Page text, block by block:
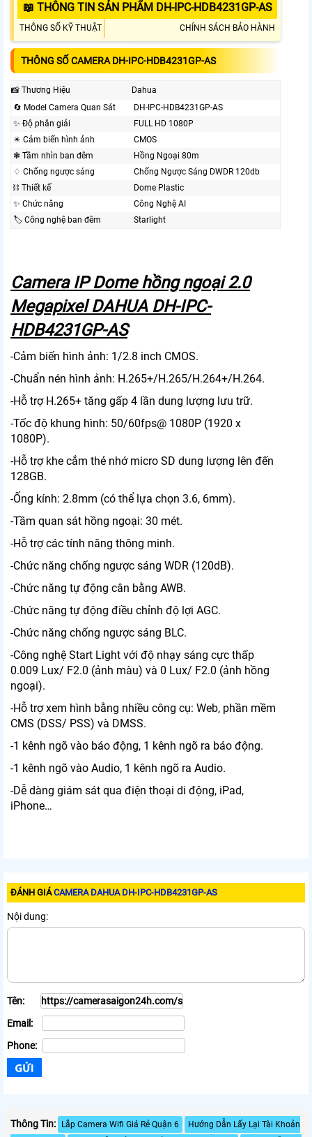
📖 THÔNG TIN SẢN PHẨM DH-IPC-HDB4231GP-AS
THÔNG SỐ KỸ THUẬT CHÍNH SÁCH BẢO HÀNH
THÔNG SỐ CAMERA DH-IPC-HDB4231GP-AS
📸 Thương Hiệu
Dahua
🔄 Model Camera Quan Sát
DH-IPC-HDB4231GP-AS
✨ Độ phân giải
FULL HD 1080P
✴️ Cảm biến hình ảnh
CMOS
❃ Tầm nhìn ban đêm
Hồng Ngoại 80m
♢ Chống ngược sáng
Chống Ngược Sáng DWDR 120db
⛓ Thiết kế
Dome Plastic
✨ Chức năng
Công Nghệ AI
🏷 Công nghệ ban đêm
Starlight
Camera IP Dome hồng ngoại 2.0
Megapixel DAHUA DH-IPC-
HDB4231GP-AS
-Cảm biến hình ảnh: 1/2.8 inch CMOS.
-Chuẩn nén hình ảnh: H.265+/H.265/H.264+/H.264.
-Hỗ trợ H.265+ tăng gấp 4 lần dung lượng lưu trữ.
-Tốc độ khung hình: 50/60fps@ 1080P (1920 x
1080P).
-Hỗ trợ khe cắm thẻ nhớ micro SD dung lượng lên đến
128GB.
-Ống kính: 2.8mm (có thể lựa chọn 3.6, 6mm).
-Tầm quan sát hồng ngoại: 30 mét.
-Hỗ trợ các tính năng thông minh.
-Chức năng chống ngược sáng WDR (120dB).
-Chức năng tự động cân bằng AWB.
-Chức năng tự động điều chỉnh độ lợi AGC.
-Chức năng chống ngược sáng BLC.
-Công nghệ Start Light với độ nhạy sáng cực thấp
0.009 Lux/ F2.0 (ảnh màu) và 0 Lux/ F2.0 (ảnh hồng
ngoại).
-Hỗ trợ xem hình bằng nhiều công cụ: Web, phần mềm
CMS (DSS/ PSS) và DMSS.
-1 kênh ngõ vào báo động, 1 kênh ngõ ra báo động.
-1 kênh ngõ vào Audio, 1 kênh ngõ ra Audio.
-Dễ dàng giám sát qua điện thoại di động, iPad,
iPhone…
ĐÁNH GIÁCAMERA DAHUA DH-IPC-HDB4231GP-AS
Nội dung:
Tên:
Email:
Phone:
Thông Tin: Lắp Camera Wifi Giá Rẻ Quận 6 Hướng Dẫn Lấy Lại Tài Khoản